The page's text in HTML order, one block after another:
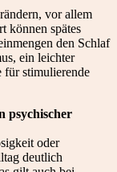
vor allem
können spätes
den Schlaf
ein leichter
für stimulierende
psychischer
oder
deutlich